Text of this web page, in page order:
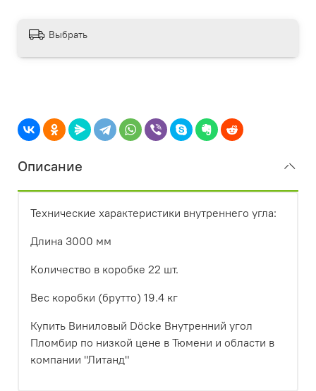
Выбрать
Описание
Технические характеристики внутреннего угла:
Длина 3000 мм
Количество в коробке 22 шт.
Вес коробки (брутто) 19.4 кг
Купить Виниловый Döcke Внутренний угол
Пломбир по низкой цене в Тюмени и области в
компании "Литанд"